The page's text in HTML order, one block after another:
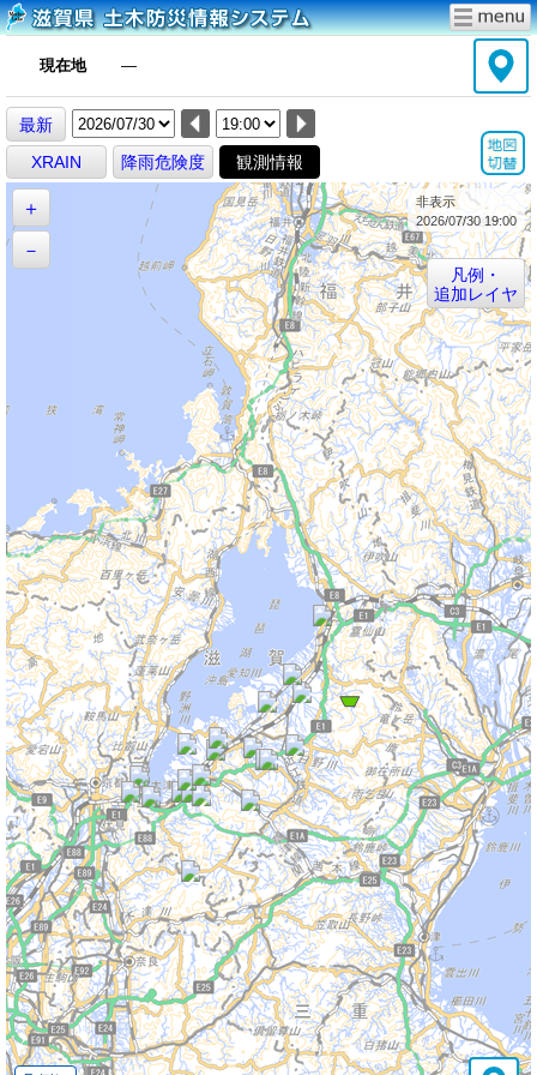
現在地 ―
最新
XRAIN
降雨危険度 観測情報
＋
－
非表示
2026/07/30 19:00
凡例・
追加レイヤ